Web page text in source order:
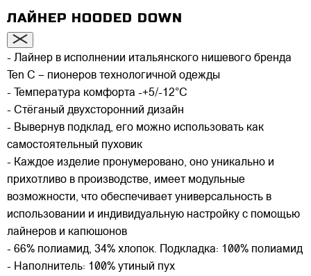
ЛАЙНЕР HOODED DOWN
- Лайнер в исполнении итальянского нишевого бренда
Ten C – пионеров технологичной одежды
- Температура комфорта -+5/-12°C
- Стёганый двухсторонний дизайн
- Вывернув подклад, его можно использовать как
самостоятельный пуховик
- Каждое изделие пронумеровано, оно уникально и
прихотливо в производстве, имеет модульные
возможности, что обеспечивает универсальность в
использовании и индивидуальную настройку с помощью
лайнеров и капюшонов
- 66% полиамид, 34% хлопок. Подкладка: 100% полиамид
- Наполнитель: 100% утиный пух